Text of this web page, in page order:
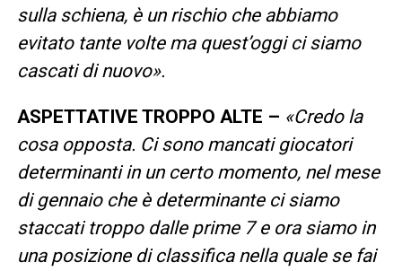
sulla schiena, è un rischio che abbiamo
evitato tante volte ma quest’oggi ci siamo
cascati di nuovo».
ASPETTATIVE TROPPO ALTE – «Credo la
cosa opposta. Ci sono mancati giocatori
determinanti in un certo momento, nel mese
di gennaio che è determinante ci siamo
staccati troppo dalle prime 7 e ora siamo in
una posizione di classifica nella quale se fai